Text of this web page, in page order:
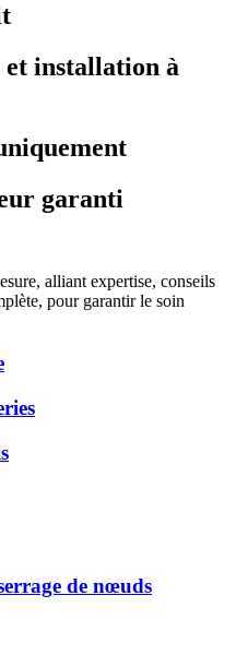
installation à
garanti
alliant expertise, conseils
pour garantir le soin
de nœuds